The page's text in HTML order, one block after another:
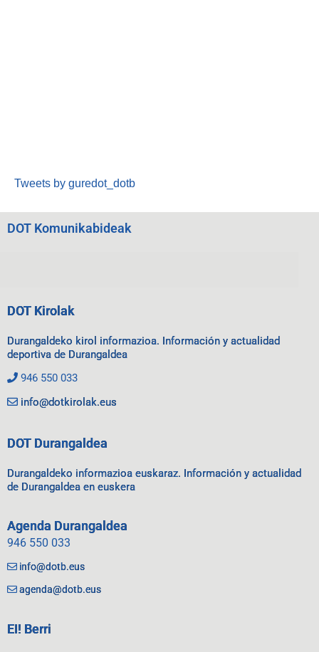
Tweets by guredot_dotb
DOT Komunikabideak
DOT Kirolak
Durangaldeko kirol informazioa. Información y actualidad
deportiva de Durangaldea
946 550 033
info@dotkirolak.eus
DOT Durangaldea
Durangaldeko informazioa euskaraz. Información y actualidad
de Durangaldea en euskera
Agenda Durangaldea
946 550 033
info@dotb.eus
agenda@dotb.eus
EI! Berri